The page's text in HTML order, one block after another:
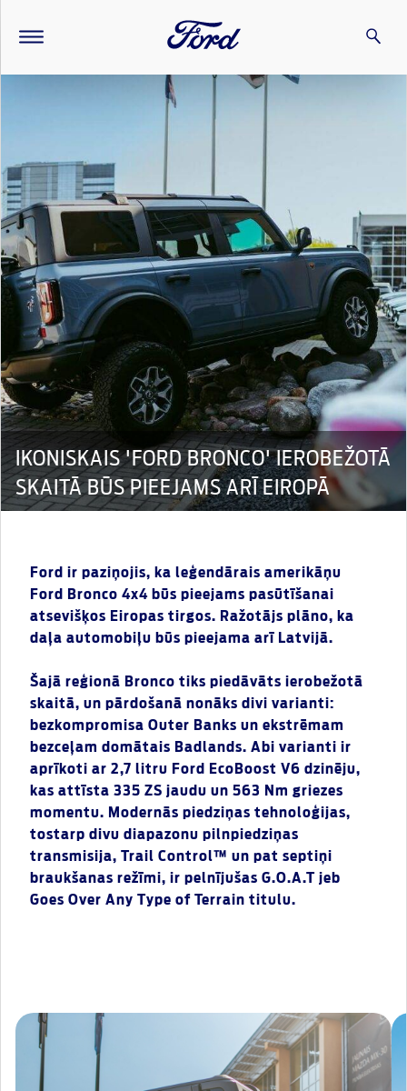
IKONISKAIS 'FORD BRONCO' IEROBEŽOTĀ
SKAITĀ BŪS PIEEJAMS ARĪ EIROPĀ
Ford ir paziņojis, ka leģendārais amerikāņu
Ford Bronco 4x4 būs pieejams pasūtīšanai
atsevišķos Eiropas tirgos. Ražotājs plāno, ka
daļa automobiļu būs pieejama arī Latvijā.
Šajā reģionā Bronco tiks piedāvāts ierobežotā
skaitā, un pārdošanā nonāks divi varianti:
bezkompromisa Outer Banks un ekstrēmam
bezceļam domātais Badlands. Abi varianti ir
aprīkoti ar 2,7 litru Ford EcoBoost V6 dzinēju,
kas attīsta 335 ZS jaudu un 563 Nm griezes
momentu. Modernās piedziņas tehnoloģijas,
tostarp divu diapazonu pilnpiedziņas
transmisija, Trail Control™ un pat septiņi
braukšanas režīmi, ir pelnījušas G.O.A.T jeb
Goes Over Any Type of Terrain titulu.